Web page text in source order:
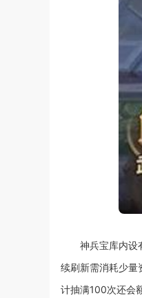
神兵宝库内设
续刷新需消耗少量
计抽满100次还会